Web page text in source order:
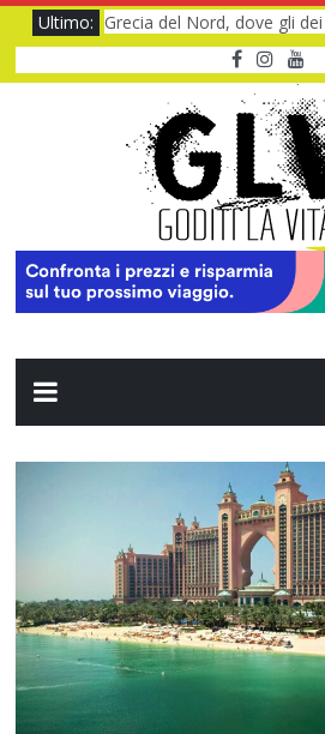
Ultimo: Grecia del Nord, dove gli
Baviera da fiaba tra castelli
I Legnanesi a Milano 2027:
Film al cinema ad agosto
Dentro Viaggio e Vedo,